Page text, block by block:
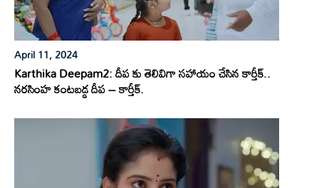
April 11, 2024
Karthika Deepam2: దీప కు తెలివిగా సహాయం చేసిన కార్తీక్..
నరసింహ కంటబడ్డ దీప – కార్తీక్.